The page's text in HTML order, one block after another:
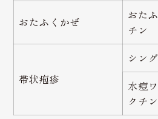
おたふくかぜ
おた
チン
帯状疱疹
シン
水痘
クチン